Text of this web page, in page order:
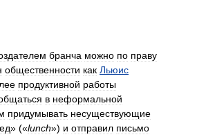
бранча можно по праву
общественности как Льюис
продуктивной работы
в неформальной
придумывать несуществующие
» («lunch») и отправил письмо